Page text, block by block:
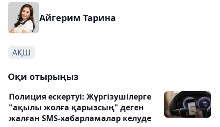
Айгерим Тарина
АҚШ
Оқи отырыңыз
Полиция ескертуі: Жүргізушілерге
"ақылы жолға қарызсың" деген
жалған SMS-хабарламалар келуде